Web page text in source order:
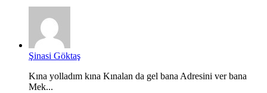
Şinasi Göktaş
Kına yolladım kına Kınalan da gel bana Adresini ver bana
Mek...